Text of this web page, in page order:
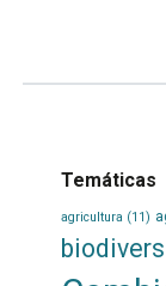
Temáticas
agricultura (11)